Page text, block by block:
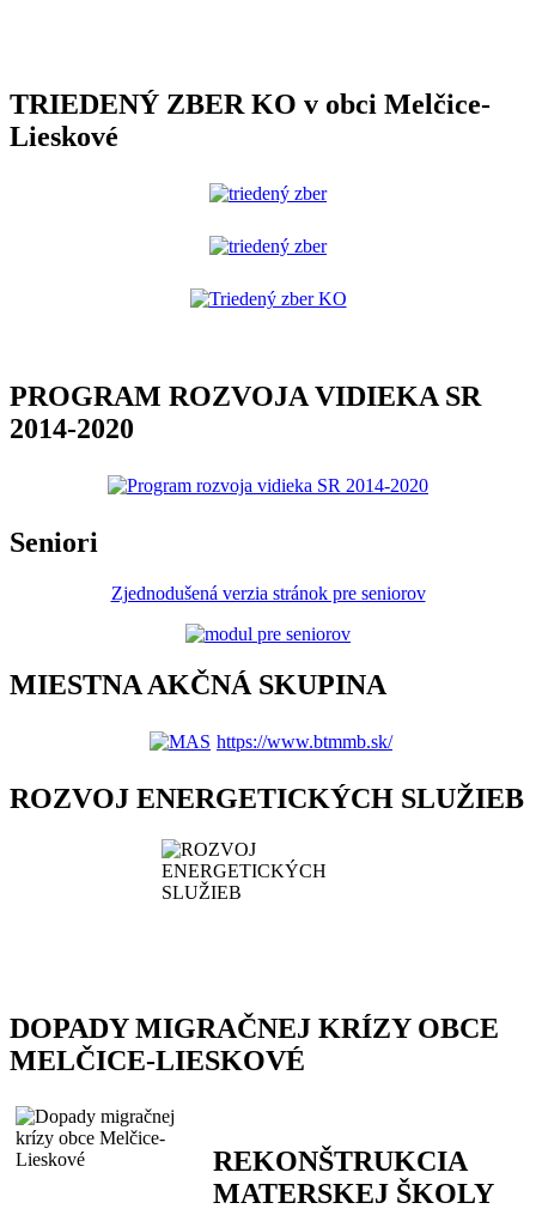
TRIEDENÝ ZBER KO v obci Melčice-
Lieskové
PROGRAM ROZVOJA VIDIEKA SR
2014-2020
Seniori
Zjednodušená verzia stránok pre seniorov
MIESTNA AKČNÁ SKUPINA
https://www.btmmb.sk/
ROZVOJ ENERGETICKÝCH SLUŽIEB
DOPADY MIGRAČNEJ KRÍZY OBCE
MELČICE-LIESKOVÉ
REKONŠTRUKCIA
MATERSKEJ ŠKOLY